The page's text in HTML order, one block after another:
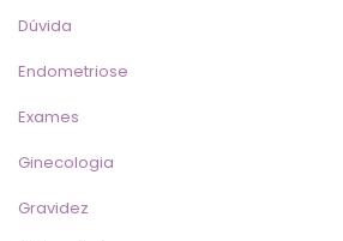
Dúvida
Endometriose
Exame
Ginecologia
Gravidez